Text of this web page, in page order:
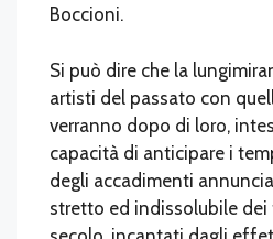
Boccioni.
Si può dire che la
artisti del passato con
verranno dopo di loro,
capacità di anticipare i
degli accadimenti
stretto ed indissolubile